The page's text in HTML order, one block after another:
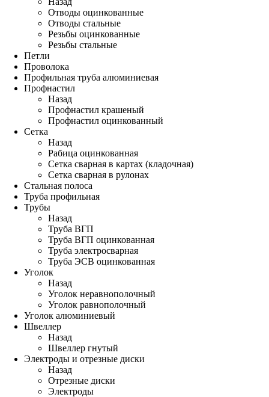
Отводы оцинкованные
Отводы стальные
Резьбы оцинкованные
Резьбы стальные
Петли
Проволока
Профильная труба алюминиевая
Профнастил
Назад
Профнастил крашеный
Профнастил оцинкованный
Сетка
Назад
Рабица оцинкованная
Сетка сварная в картах (кладочная)
Сетка сварная в рулонах
Стальная полоса
Труба профильная
Трубы
Назад
Труба ВГП
Труба ВГП оцинкованная
Труба электросварная
Труба ЭСВ оцинкованная
Уголок
Назад
Уголок неравнополочный
Уголок равнополочный
Уголок алюминиевый
Швеллер
Назад
Швеллер гнутый
Электроды и отрезные диски
Назад
Отрезные диски
Электроды